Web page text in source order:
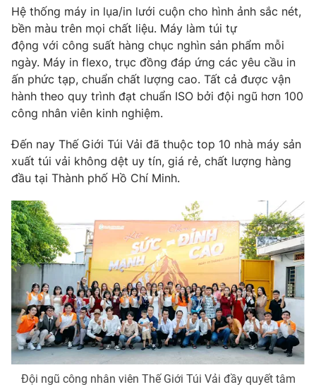
Hệ thống máy in lụa/in lưới cuộn cho hình ảnh sắc nét,
bền màu trên mọi chất liệu. Máy làm túi tự
động với công suất hàng chục nghìn sản phẩm mỗi
ngày. Máy in flexo, trục đồng đáp ứng các yêu cầu in
ấn phức tạp, chuẩn chất lượng cao. Tất cả được vận
hành theo quy trình đạt chuẩn ISO bởi đội ngũ hơn 100
công nhân viên kinh nghiệm.
Đến nay Thế Giới Túi Vải đã thuộc top 10 nhà máy sản
xuất túi vải không dệt uy tín, giá rẻ, chất lượng hàng
đầu tại Thành phố Hồ Chí Minh.
Đội ngũ công nhân viên Thế Giới Túi Vải đầy quyết tâm